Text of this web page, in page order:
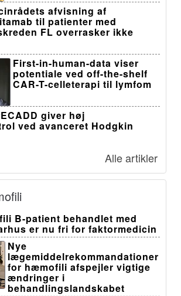
afvisning af
til patienter med
FL overrasker ikke
First-in-human-data viser
potentiale ved off-the-shelf
CAR-T-celleterapi til lymfom
giver høj
ved avanceret Hodgkin
Alle artikler
B-patient behandlet med
er nu fri for faktormedicin
Nye
lægemiddelrekommandationer
for hæmofili afspejler vigtige
ændringer i
behandlingslandskabet